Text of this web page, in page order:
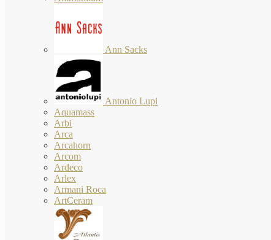
Ann Sacks
Antonio Lupi
Aquamass
Arbi
Arca
Arcahorn
Arcom
Ardeco
Arlex
Armani Roca
ArtCeram